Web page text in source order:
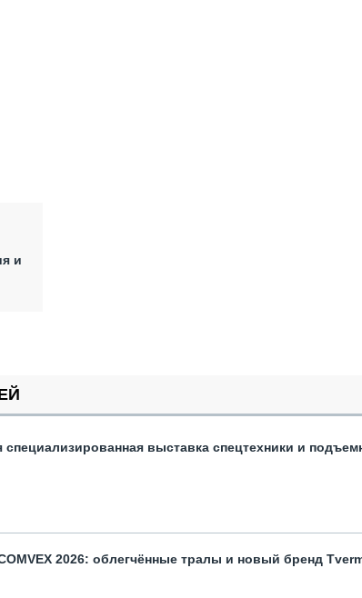
и
специализированная выставка спецтехники и
2026: облегчённые тралы и новый бренд